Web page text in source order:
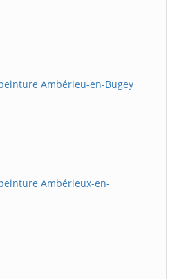
Ambérieu-en-Bugey
Ambérieux-en-